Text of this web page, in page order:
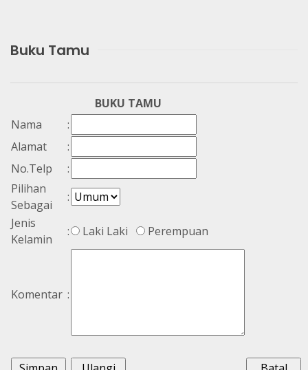
Buku Tamu
BUKU TAMU
Nama
:
Alamat
:
No.Telp
:
Pilihan
Sebagai
:
Jenis
Kelamin
: Laki Laki Perempuan
Komentar :